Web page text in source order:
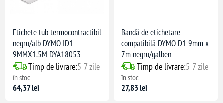
Duo
LabelManager PC 10, Dymo LabelManager PC, Dymo LabelManager PC 2, Dymo LabelPoint 100, Dymo LabelPoint 150, Dymo LabelPoint 250, Dymo LabelPoint 300
Etichete tub termocontractibil
negru/alb DYMO ID1
9MMX1.5M DYA18053
Timp de livrare:5-7 zile
în stoc
64,37 lei
Bandă de etichetare
compatibilă DYMO D1 9mm x
7m negru/galben
Timp de livrare:5-7 zile
în stoc
27,83 lei